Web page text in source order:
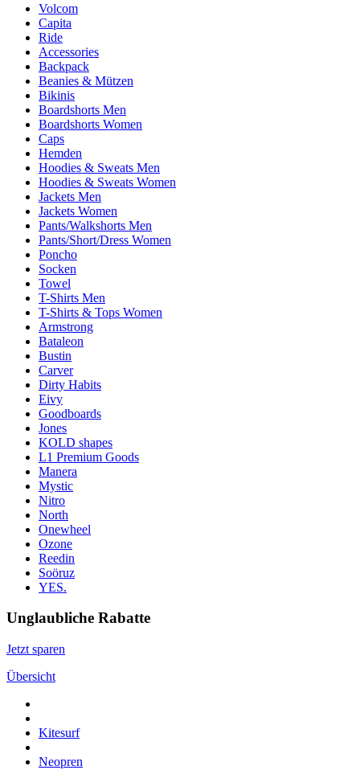
Volcom
Capita
Ride
Accessories
Backpack
Beanies & Mützen
Bikinis
Boardshorts Men
Boardshorts Women
Caps
Hemden
Hoodies & Sweats Men
Hoodies & Sweats Women
Jackets Men
Jackets Women
Pants/Walkshorts Men
Pants/Short/Dress Women
Poncho
Socken
Towel
T-Shirts Men
T-Shirts & Tops Women
Armstrong
Bataleon
Bustin
Carver
Dirty Habits
Eivy
Goodboards
Jones
KOLD shapes
L1 Premium Goods
Manera
Mystic
Nitro
North
Onewheel
Ozone
Reedin
Soöruz
YES.
Unglaubliche Rabatte
Jetzt sparen
Übersicht
Kitesurf
Neopren